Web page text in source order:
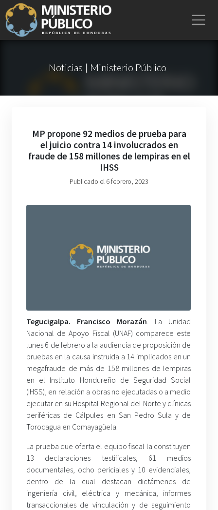
Noticias | Ministerio Público
MP propone 92 medios de prueba para
el juicio contra 14 involucrados en
fraude de 158 millones de lempiras en el
IHSS
Publicado el 6 febrero, 2023
Tegucigalpa. Francisco Morazán. La Unidad
Nacional de Apoyo Fiscal (UNAF) comparece este
lunes 6 de febrero a la audiencia de proposición de
pruebas en la causa instruida a 14 implicados en un
megafraude de más de 158 millones de lempiras
en el Instituto Hondureño de Seguridad Social
(IHSS), en relación a obras no ejecutadas o a medio
ejecutar en su Hospital Regional del Norte y clínicas
periféricas de Cálpules en San Pedro Sula y de
Torocagua en Comayagüela.
La prueba que oferta el equipo fiscal la constituyen
13 declaraciones testificales, 61 medios
documentales, ocho periciales y 10 evidenciales,
dentro de la cual destacan dictámenes de
ingeniería civil, eléctrica y mecánica, informes
transaccionales de vinculación y de seguimiento